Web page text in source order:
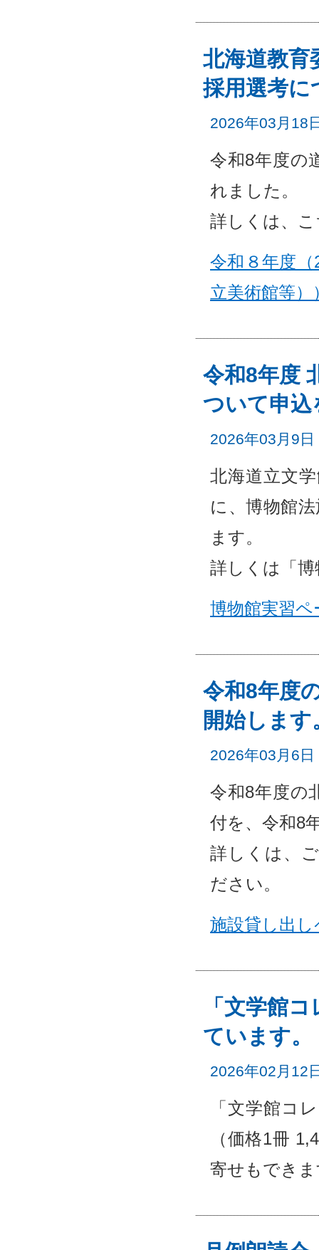
北海道教育
採用選考に
2026年03月18
令和8年度の
れました。
詳しくは、
令和８年度
立美術館等
令和8年度
ついて申込
2026年03月9日
北海道立文
に、博物館
ます。
詳しくは「
博物館実習ペ
令和8年度
開始します
2026年03月6日
令和8年度の
付を、令和8
詳しくは、
ださい。
施設貸し出
「文学館
ています。
2026年02月12
「文学館コ
（価格1冊
寄せもでき